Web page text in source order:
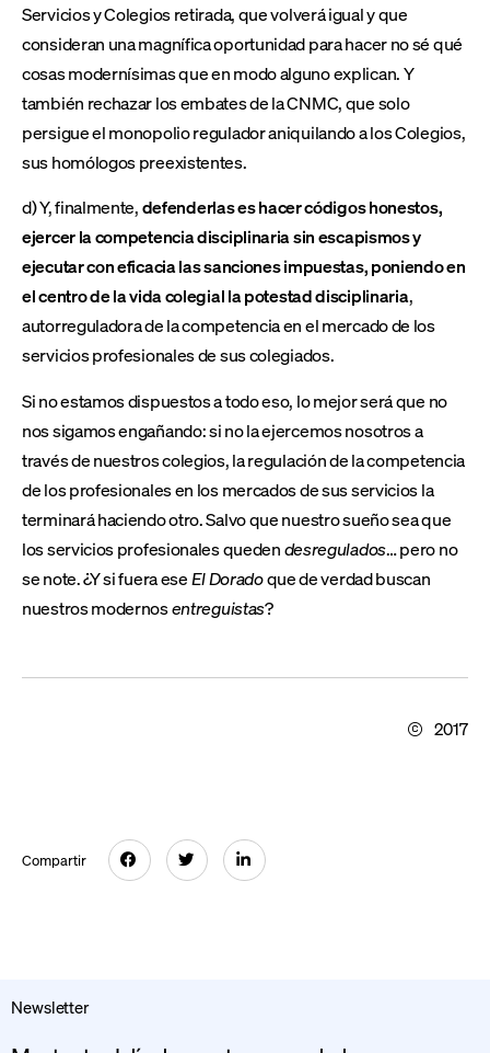
Servicios y Colegios retirada, que volverá igual y que
consideran una magnífica oportunidad para hacer no sé qué
cosas modernísimas que en modo alguno explican. Y
también rechazar los embates de la CNMC, que solo
persigue el monopolio regulador aniquilando a los Colegios,
sus homólogos preexistentes.
d) Y, finalmente,defenderlas es hacer códigos honestos,
ejercer la competencia disciplinaria sin escapismos y
ejecutar con eficacia las sanciones impuestas, poniendo en
el centro de la vida colegial la potestad disciplinaria,
autorreguladora de la competencia en el mercado de los
servicios profesionales de sus colegiados.
Si no estamos dispuestos a todo eso, lo mejor será que no
nos sigamos engañando: si no la ejercemos nosotros a
través de nuestros colegios, la regulación de la competencia
de los profesionales en los mercados de sus servicios la
terminará haciendo otro. Salvo que nuestro sueño sea que
los servicios profesionales quedendesregulados… pero no
se note. ¿Y si fuera eseEl Doradoque de verdad buscan
nuestros modernosentreguistas?
2017
Compartir
Newsletter